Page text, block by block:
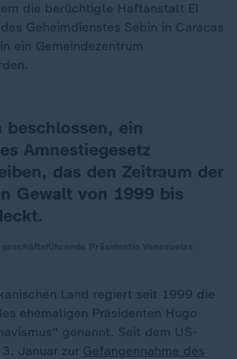
die berüchtigte Haftanstalt El
Geheimdienstes Sebin in Caracas
ein Gemeindezentrum
beschlossen, ein
Amnestiegesetz
das den Zeitraum der
Gewalt von 1999 bis
Land regiert seit 1999 die
ehemaligen Präsidenten Hugo
genannt. Seit dem US-
Januar zur Gefangennahme des